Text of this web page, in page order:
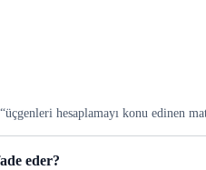
hesaplamayı konu edinen
eder?